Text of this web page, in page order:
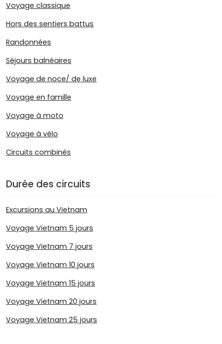
Voyage classique
Hors des sentiers battus
Randonnées
Séjours balnéaires
Voyage de noce/ de luxe
Voyage en famille
Voyage à moto
Voyage à vélo
Circuits combinés
Durée des circuits
Excursions au Vietnam
Voyage Vietnam 5 jours
Voyage Vietnam 7 jours
Voyage Vietnam 10 jours
Voyage Vietnam 15 jours
Voyage Vietnam 20 jours
Voyage Vietnam 25 jours